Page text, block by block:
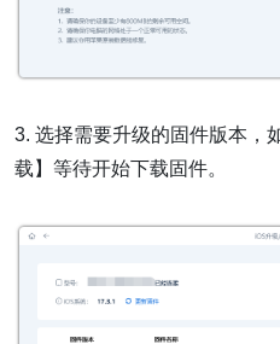
3. 选择需要升级的固件版本，
载】等待开始下载固件。